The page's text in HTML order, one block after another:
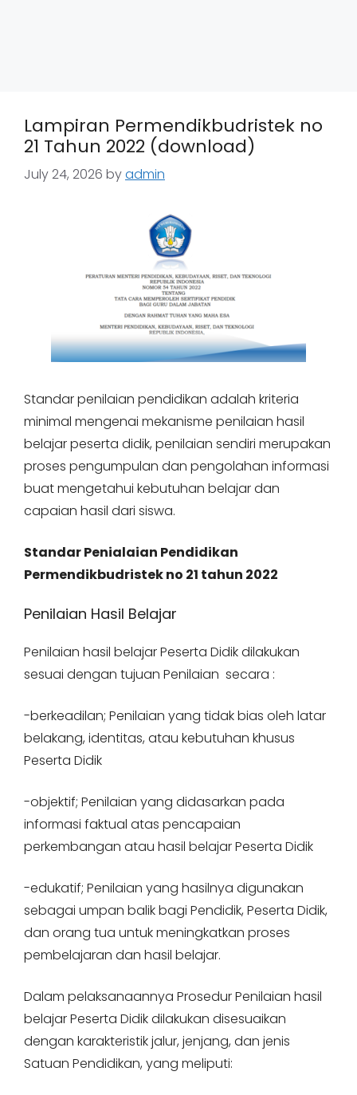
Lampiran Permendikbudristek no
21 Tahun 2022 (download)
July 24, 2026 byadmin
Standar penilaian pendidikan adalah kriteria
minimal mengenai mekanisme penilaian hasil
belajar peserta didik, penilaian sendiri merupakan
proses pengumpulan dan pengolahan informasi
buat mengetahui kebutuhan belajar dan
capaian hasil dari siswa.
Standar Penialaian Pendidikan
Permendikbudristek no 21 tahun 2022
Penilaian Hasil Belajar
Penilaian hasil belajar Peserta Didik dilakukan
sesuai dengan tujuan Penilaian secara :
-berkeadilan; Penilaian yang tidak bias oleh latar
belakang, identitas, atau kebutuhan khusus
Peserta Didik
-objektif; Penilaian yang didasarkan pada
informasi faktual atas pencapaian
perkembangan atau hasil belajar Peserta Didik
-edukatif; Penilaian yang hasilnya digunakan
sebagai umpan balik bagi Pendidik, Peserta Didik,
dan orang tua untuk meningkatkan proses
pembelajaran dan hasil belajar.
Dalam pelaksanaannya Prosedur Penilaian hasil
belajar Peserta Didik dilakukan disesuaikan
dengan karakteristik jalur, jenjang, dan jenis
Satuan Pendidikan, yang meliputi: